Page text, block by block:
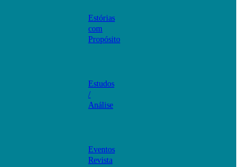
Estórias
com
Propósito
Estudos
/
Análise
Eventos
Revista